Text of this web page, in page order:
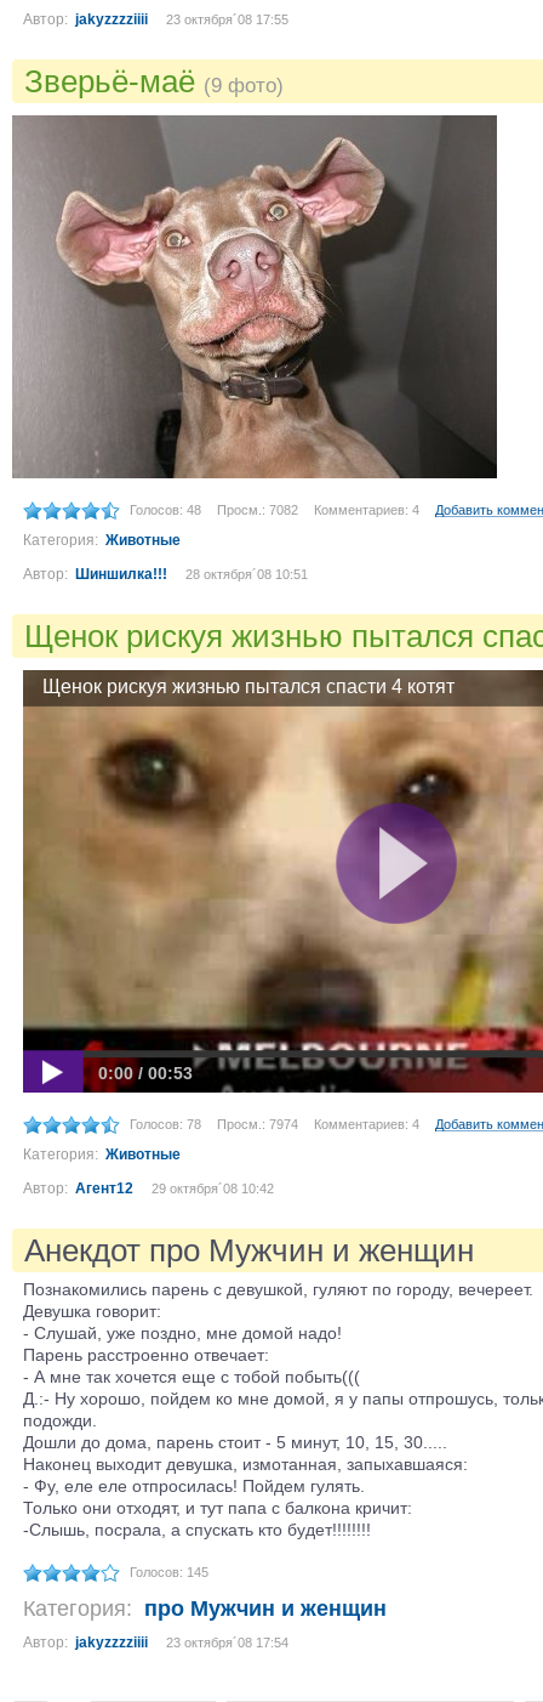
Автор: jakyzzzziiii 23 октября´08 17:55
Зверьё-маё (9 фото)
Голосов: 48 Просм.: 7082 Комментариев: 4 Добавить
Категория: Животные
Автор: Шиншилка!!! 28 октября´08 10:51
Щенок рискуя жизнью пытался
Щенок рискуя жизнью пытался спасти 4 котят
0:00 / 00:53
Голосов: 78 Просм.: 7974 Комментариев: 4 Добавить
Категория: Животные
Автор: Агент12 29 октября´08 10:42
Анекдот про Мужчин и женщин
Познакомились парень с девушкой, гуляют по городу, вечереет.
Девушка говорит:
- Слушай, уже поздно, мне домой надо!
Парень расстроенно отвечает:
- А мне так хочется еще с тобой побыть(((
Д.:- Ну хорошо, пойдем ко мне домой, я у папы отпрошусь,
подожди.
Дошли до дома, парень стоит - 5 минут, 10, 15, 30.....
Наконец выходит девушка, измотанная, запыхавшаяся:
- Фу, еле еле отпросилась! Пойдем гулять.
Только они отходят, и тут папа с балкона кричит:
-Слышь, посрала, а спускать кто будет!!!!!!!!
Голосов: 145
Категория: про Мужчин и женщин
Автор: jakyzzzziiii 23 октября´08 17:54